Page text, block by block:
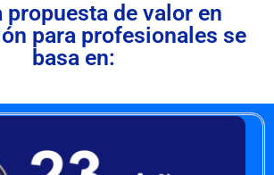
propuesta de valor en
para profesionales se
basa en: